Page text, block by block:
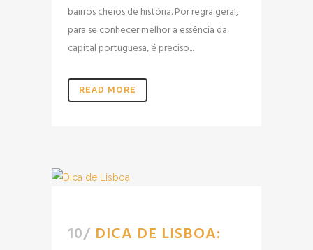
bairros cheios de história. Por regra geral,
para se conhecer melhor a essência da
capital portuguesa, é preciso...
READ MORE
10/ DICA DE LISBOA: